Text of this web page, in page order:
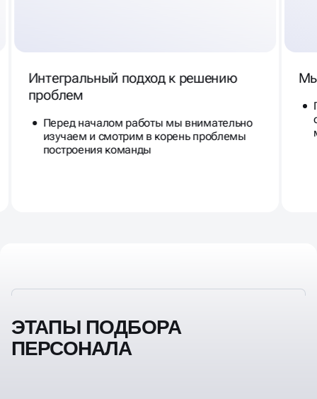
Интегральный подход к решению
проблем
Перед началом работы мы внимательно
изучаем и смотрим в корень проблемы
построения команды
ЭТАПЫ ПОДБОРА
ПЕРСОНАЛА